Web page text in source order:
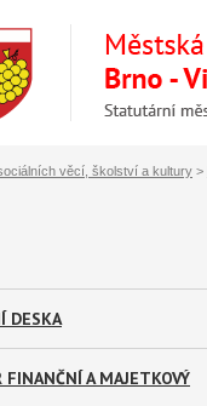
věcí, školství a kultury >
DESKA
FINANČNÍ A MAJETKOVÝ